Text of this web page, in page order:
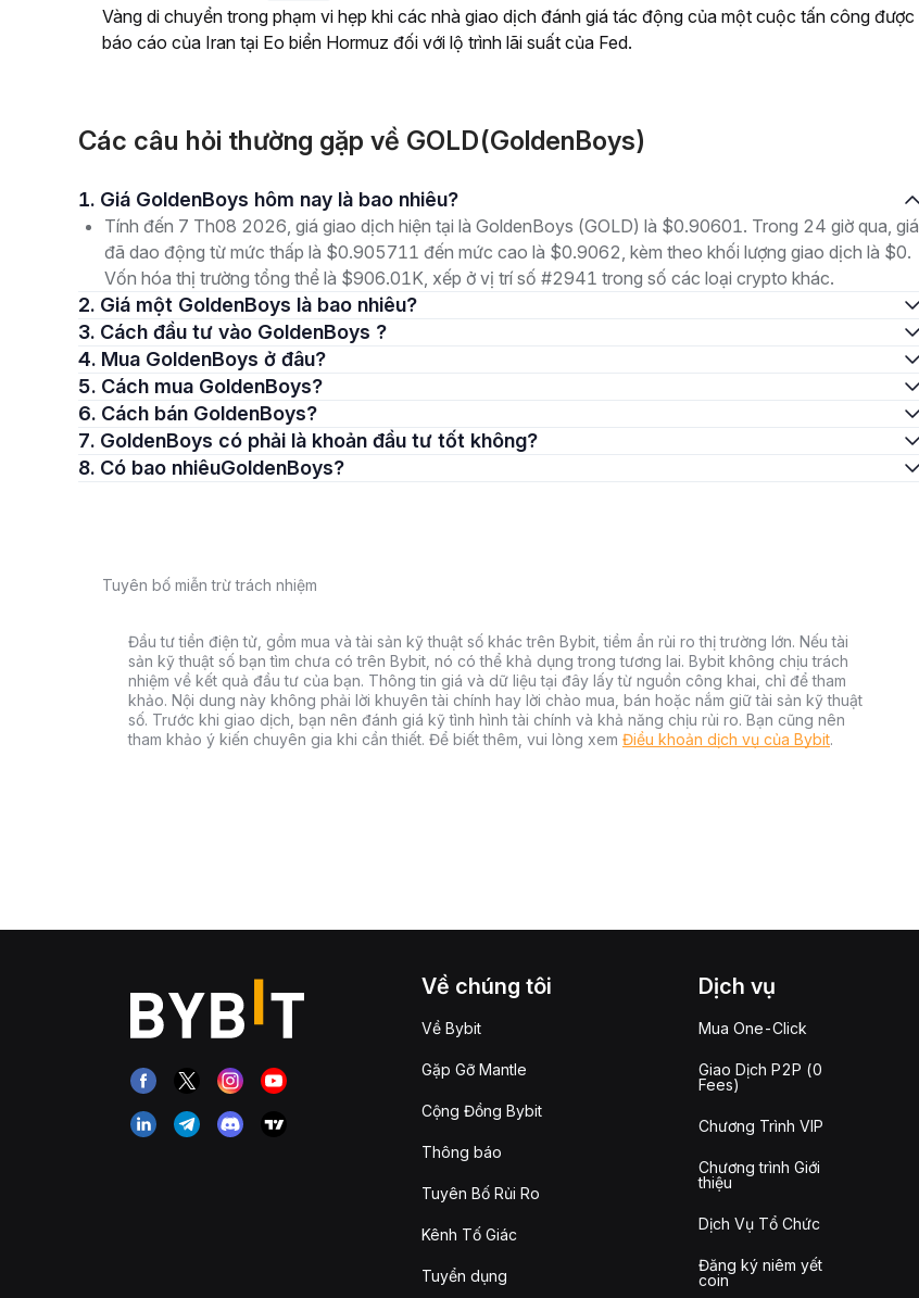
Vàng di chuyển trong phạm vi hẹp khi các nhà giao dịch đánh giá tác động của một cuộc tấn công được
báo cáo của Iran tại Eo biển Hormuz đối với lộ trình lãi suất của Fed.
Các câu hỏi thường gặp về GOLD(GoldenBoys)
1. Giá GoldenBoys hôm nay là bao nhiêu?
Tính đến 7 Th08 2026, giá giao dịch hiện tại là GoldenBoys (GOLD) là $0.90601. Trong 24 giờ qua, giá
đã dao động từ mức thấp là $0.905711 đến mức cao là $0.9062, kèm theo khối lượng giao dịch là $0.
Vốn hóa thị trường tổng thể là $906.01K, xếp ở vị trí số #2941 trong số các loại crypto khác.
2. Giá một GoldenBoys là bao nhiêu?
3. Cách đầu tư vào GoldenBoys ?
4. Mua GoldenBoys ở đâu?
5. Cách mua GoldenBoys?
6. Cách bán GoldenBoys?
7. GoldenBoys có phải là khoản đầu tư tốt không?
8. Có bao nhiêuGoldenBoys?
Tuyên bố miễn trừ trách nhiệm
Đầu tư tiền điện tử, gồm mua và tài sản kỹ thuật số khác trên Bybit, tiềm ẩn rủi ro thị trường lớn. Nếu tài
sản kỹ thuật số bạn tìm chưa có trên Bybit, nó có thể khả dụng trong tương lai. Bybit không chịu trách
nhiệm về kết quả đầu tư của bạn. Thông tin giá và dữ liệu tại đây lấy từ nguồn công khai, chỉ để tham
khảo. Nội dung này không phải lời khuyên tài chính hay lời chào mua, bán hoặc nắm giữ tài sản kỹ thuật
số. Trước khi giao dịch, bạn nên đánh giá kỹ tình hình tài chính và khả năng chịu rủi ro. Bạn cũng nên
tham khảo ý kiến chuyên gia khi cần thiết. Để biết thêm, vui lòng xem Điều khoản dịch vụ của Bybit.
Về chúng tôi
Về Bybit
Gặp Gỡ Mantle
Cộng Đồng Bybit
Thông báo
Tuyên Bố Rủi Ro
Kênh Tố Giác
Tuyển dụng
Dịch vụ
Mua One-Click
Giao Dịch P2P (0
Fees)
Chương Trình VIP
Chương trình Giới
thiệu
Dịch Vụ Tổ Chức
Đăng ký niêm yết
coin